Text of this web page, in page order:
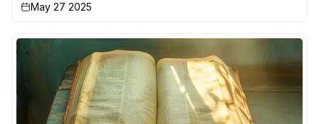
May 27 2025